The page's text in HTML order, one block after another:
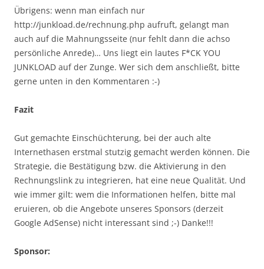
Übrigens: wenn man einfach nur
http://junkload.de/rechnung.php aufruft, gelangt man
auch auf die Mahnungsseite (nur fehlt dann die achso
persönliche Anrede)… Uns liegt ein lautes F*CK YOU
JUNKLOAD auf der Zunge. Wer sich dem anschließt, bitte
gerne unten in den Kommentaren :-)
Fazit
Gut gemachte Einschüchterung, bei der auch alte
Internethasen erstmal stutzig gemacht werden können. Die
Strategie, die Bestätigung bzw. die Aktivierung in den
Rechnungslink zu integrieren, hat eine neue Qualität. Und
wie immer gilt: wem die Informationen helfen, bitte mal
eruieren, ob die Angebote unseres Sponsors (derzeit
Google AdSense) nicht interessant sind ;-) Danke!!!
Sponsor: